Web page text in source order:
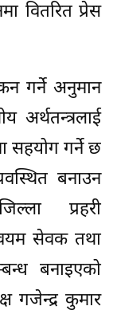
वितरित प्रेस
गर्ने अनुमान
अर्थतन्त्रलाई
सहयोग गर्ने छ
बनाउन
प्रहरी
सेवक तथा
बनाइएको
गजेन्द्र कुमार